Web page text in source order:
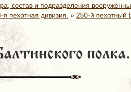
состав и подразделения
я пехотная дивизия. » 250-й пехотный
полка.